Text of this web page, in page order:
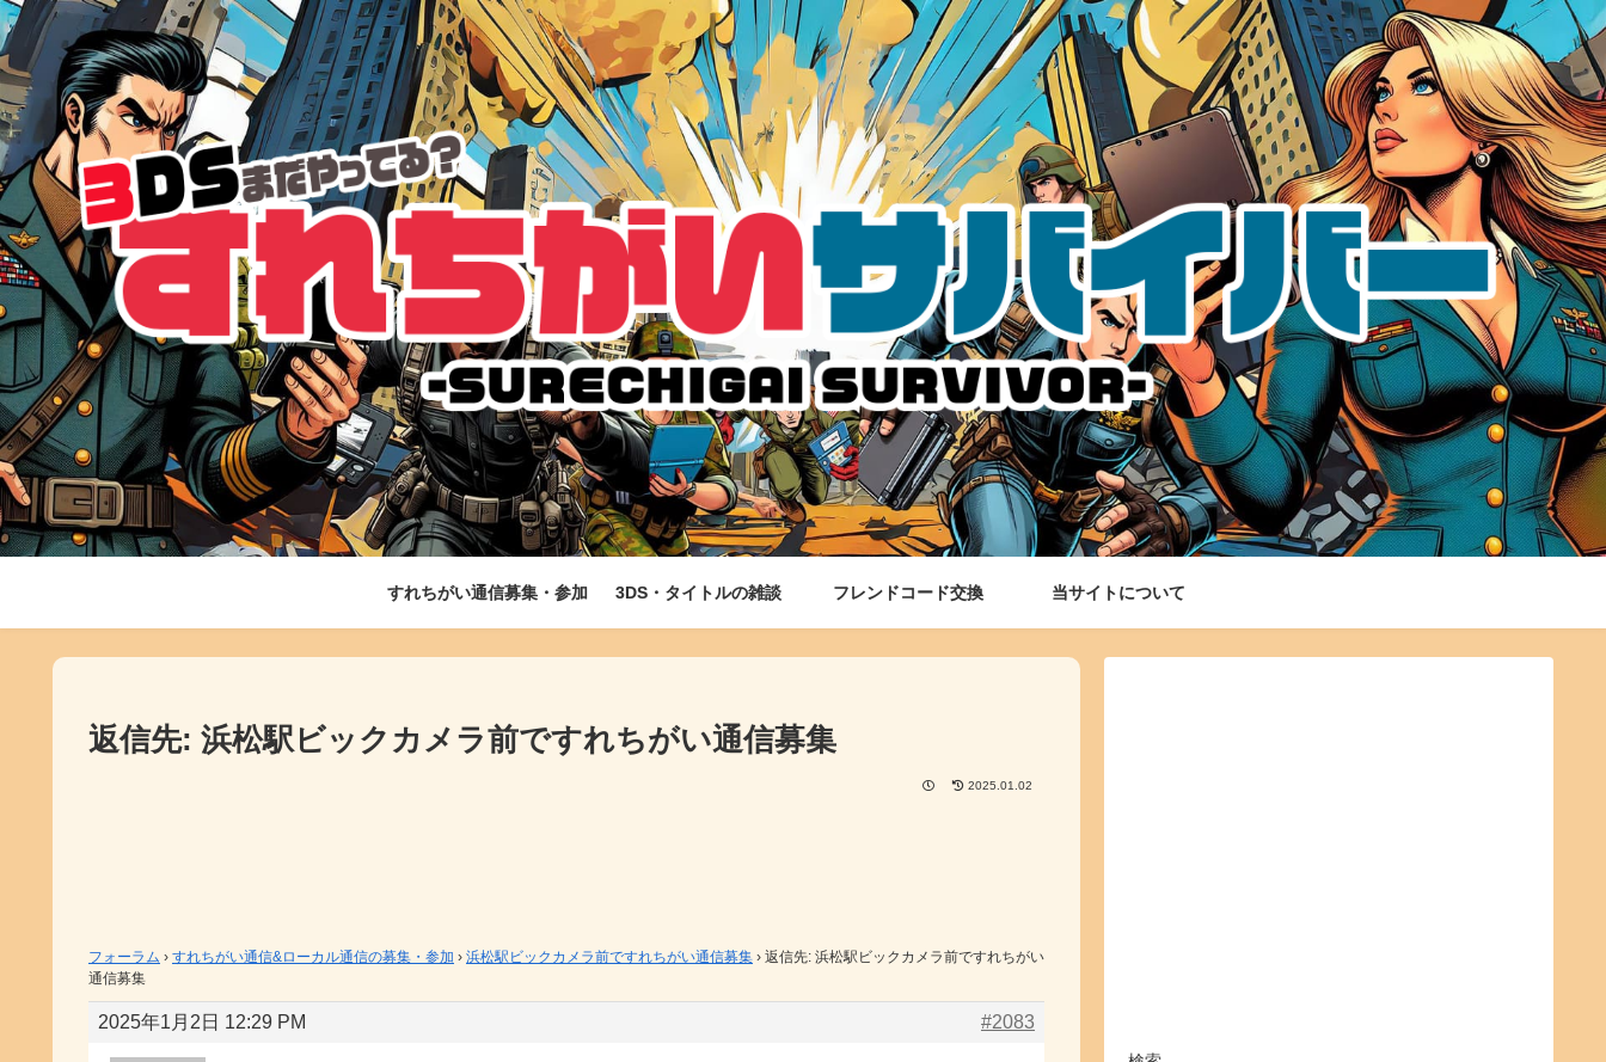
すれちがい通信募集・参加 3DS・タイトルの雑談 フレンドコード交換 当サイトについて
返信先: 浜松駅ビックカメラ前ですれちがい通信募集
2025.01.02
フォーラム › すれちがい通信&ローカル通信の募集・参加 › 浜松駅ビックカメラ前ですれちがい通信募集 › 返信先: 浜松駅ビックカメラ前ですれちがい
通信募集
2025年1月2日 12:29 PM #2083